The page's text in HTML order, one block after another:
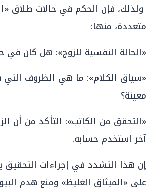
ولذلك، فإن الحكم في حالات طلاق
متعددة، منها:
«الحالة النفسية للزوج»: هل كان
«سياق الكلام»: ما هي الظروف
معينة؟
«التحقق من الكاتب»: التأكد من أن
آخر استخدم حسابه.
إن هذا التشدد في إجراءات
على «الميثاق الغليظ» ومنع هدم